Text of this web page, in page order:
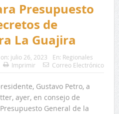
Presupuesto
de
La Guajira
on: julio 26, 2023 En: Regionales
Imprimir Correo Electrónico
Gustavo Petro, a
ayer, en consejo de
General de la